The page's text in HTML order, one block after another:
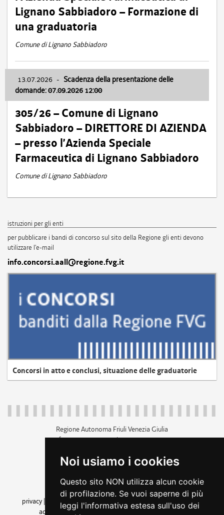
Noi usiamo i cookies
Questo sito NON utilizza alcun cookie
di profilazione. Se vuoi saperne di più
leggi l'informativa estesa sull'uso dei
Lignano Sabbiadoro – Formazione di
una graduatoria
Comune di Lignano Sabbiadoro
13.07.2026 - Scadenza della presentazione delle
domande: 07.09.2026 12:00
305/26 – Comune di Lignano
Sabbiadoro – DIRETTORE DI AZIENDA
– presso l’Azienda Speciale
Farmaceutica di Lignano Sabbiadoro
Comune di Lignano Sabbiadoro
istruzioni per gli enti
per pubblicare i bandi di concorso sul sito della Regione gli enti devono
utilizzare l'e-mail
info.concorsi.aall@regione.fvg.it
Concorsi in atto e conclusi, situazione delle graduatorie
Regione Autonoma Friuli Venezia Giulia
c.f. 80014930327; p.iva 00526040324
+39 040 3771111
amministrazione trasparente
privacy
cookie |note legali accessibilità
dichiarazione di
accessibilità| feedback cambio preferenze cookie